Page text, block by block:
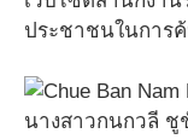
ประชาชนในการ
นางสาวกนกวลี